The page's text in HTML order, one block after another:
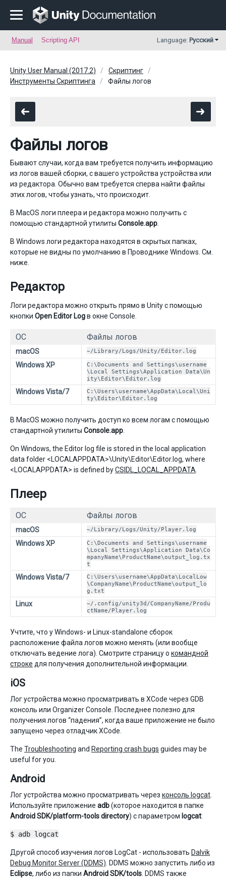
Manual Scripting API Language: Русский
Unity User Manual (2017.2)
Скриптинг
Инструменты Скриптинга
Файлы логов
Файлы логов
Бывают случаи, когда вам требуется получить информацию
из логов вашей сборки, с вашего устройства устройства или
из редактора. Обычно вам требуется сперва найти файлы
этих логов, чтобы узнать, что происходит.
В MacOS логи плеера и редактора можно получить с
помощью стандартной утилиты Console.app
В Windows логи редактора находятся в скрытых папках,
которые не видны по умолчанию в Проводнике Windows. См.
ниже.
Редактор
Логи редактора можно открыть прямо в Unity с помощью
кнопки Open Editor Logв окне Console.
ОС Файлы логов
macOS ~/Library/Logs/Unity/Editor.log
Windows XP
C:\Documents and Settings\username
\Local Settings\Application Data\Un
ity\Editor\Editor.log
Windows Vista/7
C:\Users\username\AppData\Local\Uni
ty\Editor\Editor.log
В MacOS можно получить доступ ко всем логам с помощью
стандартной утилиты Console.app
On Windows, the Editor log file is stored in the local application
data folder <LOCALAPPDATA>\Unity\Editor\Editor.log, where
<LOCALAPPDATA> is defined byCSIDL_LOCAL_APPDATA
Плеер
ОС Файлы логов
macOS ~/Library/Logs/Unity/Player.log
Windows XP
C:\Documents and Settings\username
\Local Settings\Application Data\Co
mpanyName\ProductName\output_log.tx
t
Windows Vista/7
C:\Users\username\AppData\LocalLow
\CompanyName\ProductName\output_lo
g.txt
Linux
~/.config/unity3d/CompanyName/Produ
ctName/Player.log
Учтите, что у Windows- и Linux-standalone сборок
расположение файла логов можно менять (или вообще
отключать ведение лога). Смотрите страницу о командной
строке для получения дополнительной информации.
iOS
Лог устройства можно просматривать в XCode через GDB
консоль или Organizer Console. Последнее полезно для
получения логов “падения”, когда ваше приложение не было
запущено через отладчик XCode.
The Troubleshooting and Reporting crash bugs guides may be
useful for you.
Android
Лог устройства можно просматривать через консоль logcat
Используйте приложение adb(которое находится в папке
Android SDK/platform-tools directory) с параметром logcat:
$ adb logcat
Другой способ изучения логов LogCat - использовать Dalvik
Debug Monitor Server (DDMS) . DDMS можно запустить либо из
Eclipse, либо из папки Android SDK/tools . DDMS также